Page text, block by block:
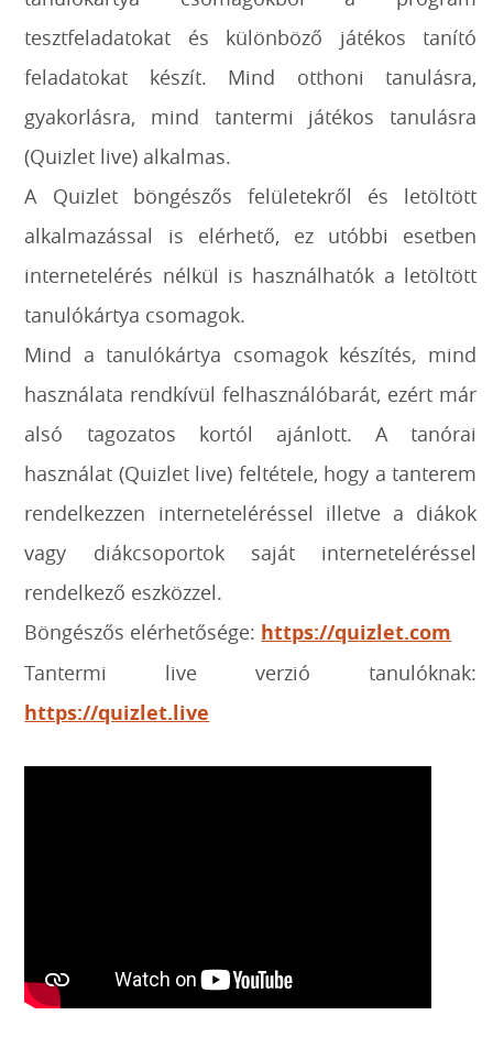
tesztfeladatokat és különböző játékos tanító
feladatokat készít. Mind otthoni tanulásra,
gyakorlásra, mind tantermi játékos tanulásra
(Quizlet live) alkalmas.
A Quizlet böngészős felületekről és letöltött
alkalmazással is elérhető, ez utóbbi esetben
internetelérés nélkül is használhatók a letöltött
tanulókártya csomagok.
Mind a tanulókártya csomagok készítés, mind
használata rendkívül felhasználóbarát, ezért már
alsó tagozatos kortól ajánlott. A tanórai
használat (Quizlet live) feltétele, hogy a tanterem
rendelkezzen interneteléréssel illetve a diákok
vagy diákcsoportok saját interneteléréssel
rendelkező eszközzel.
Böngészős elérhetősége: https://quizlet.com
Tantermi live verzió tanulóknak:
https://quizlet.live